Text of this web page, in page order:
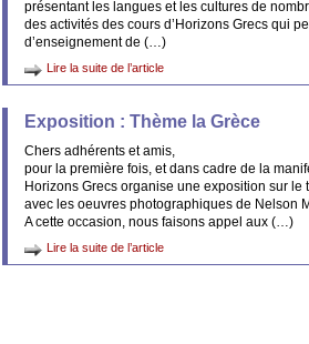
présentant les langues et les cultures de
des activités des cours d’Horizons Grecs qui
d’enseignement de (…)
Lire la suite de l’article
Exposition : Thème la Grèce
Chers adhérents et amis,
pour la première fois, et dans cadre de la
Horizons Grecs organise une exposition sur le
avec les oeuvres photographiques de Nelson
A cette occasion, nous faisons appel aux (…)
Lire la suite de l’article